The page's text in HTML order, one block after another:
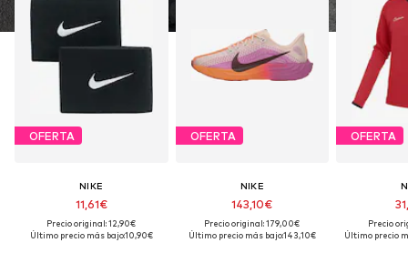
OFERTA
NIKE
11,61€
Precio original: 12,90€
Último precio más bajo:10,90€
OFERTA
NIKE
143,10€
Precio original: 179,00€
Último precio más bajo:143,10€
OFERTA
Precio
Último precio